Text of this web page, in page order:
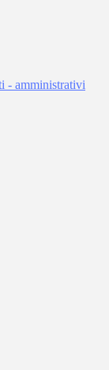
- amministrativi